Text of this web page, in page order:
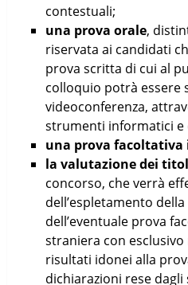
contestuali;
una prova orale,
riservata ai candidati
prova scritta di cui al
colloquio potrà essere
videoconferenza,
strumenti informatici e
una prova
la valutazione dei
concorso, che verrà
dell’espletamento
dell’eventuale prova
straniera con
risultati idonei alla
dichiarazioni rese